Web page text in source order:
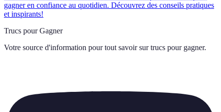
gagner en confiance au quotidien. Découvrez des conseils pratiques
et inspirants!
Trucs pour Gagner
Votre source d'information pour tout savoir sur trucs pour gagner.